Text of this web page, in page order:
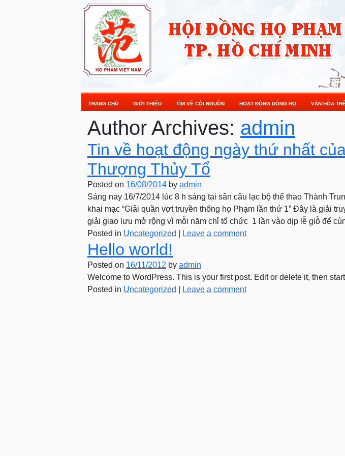
TRANG CHỦ GIỚI THIỆU TÌM VỀ CỘI NGUỒN HOẠT ĐỘNG DÒNG HỌ VĂN HÓA
Author Archives: admin
Tin về hoạt động ngày thứ nhất
Thượng Thủy Tổ
Posted on 16/08/2014 by admin
Sáng nay 16/7/2014 lúc 8 h sáng tại sân câu lạc bộ thể thao Thành
khai mạc “Giải quần vợt truyền thống họ Phạm lần thứ 1” Đây là giải
giải giao lưu mở rộng vì mỗi năm chỉ tổ chức 1 lần vào dịp lễ giỗ để
Posted in Uncategorized Leave a comment
Hello world!
Posted on 16/11/2012 by admin
Welcome to WordPress. This is your first post. Edit or delete it, then
Posted in Uncategorized Leave a comment